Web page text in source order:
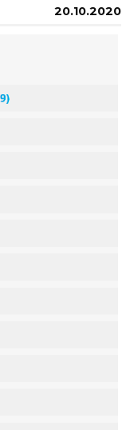
20.10.2020